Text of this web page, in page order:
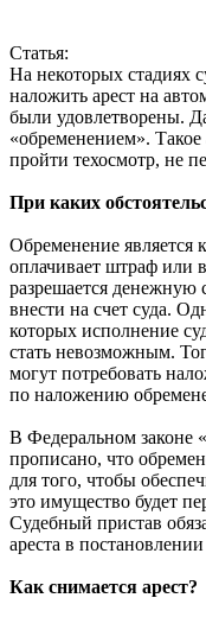
Статья:
На некоторых стадиях
наложить арест на
были удовлетворены.
«обременением».
пройти техосмотр, не
При каких
Обременение является
оплачивает штраф или
разрешается денежную
внести на счет суда.
которых исполнение
стать невозможным.
могут потребовать
по наложению
В Федеральном законе
прописано, что
для того, чтобы
это имущество будет
Судебный пристав
ареста в
Как снимается арест?